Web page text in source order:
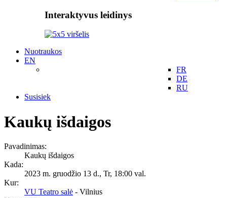
Interaktyvus leidinys
Nuotraukos
EN
FR
DE
RU
Susisiek
Kaukų išdaigos
Pavadinimas:
Kaukų išdaigos
Kada:
2023 m. gruodžio 13 d., Tr, 18:00 val.
Kur:
VU Teatro salė - Vilnius